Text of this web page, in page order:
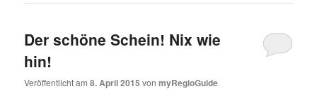
Der schöne Schein! Nix wie
hin!
Veröffentlicht am8. April 2015 vonmyRegioGuide